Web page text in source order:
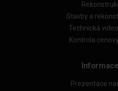
Stavby a
Technická
Kontrola
Prezentace